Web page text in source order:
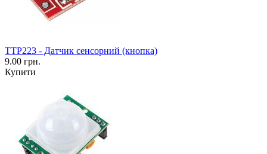
TTP223 - Датчик сенсорний (кнопка)
9.00 грн.
Купити